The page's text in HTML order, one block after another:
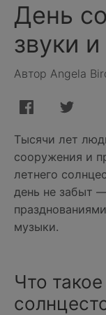
День
звуки
Автор Angela
Тысячи лет
сооружения и
летнего
день не забыт
музыки.
Что